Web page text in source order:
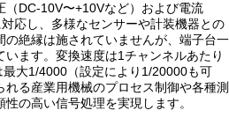
（DC-10V〜+10Vなど）および電流
応し、多様なセンサーや計装機器との
絶縁は施されていませんが、端子台一
ます。変換速度は1チャンネルあたり
大1/4000（設定により1/20000も可
る産業用機械のプロセス制御や各種測
の高い信号処理を実現します。